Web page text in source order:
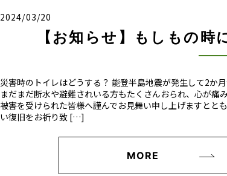
2024/03/20
【お知らせ】もしもの時
災害時のトイレはどうする？ 能登半島地震が発生して2か月
まだまだ断水や避難されいる方もたくさんおられ、心が痛
被害を受けられた皆様へ謹んでお見舞い申し上げますとと
い復旧をお祈り致 […]
MORE